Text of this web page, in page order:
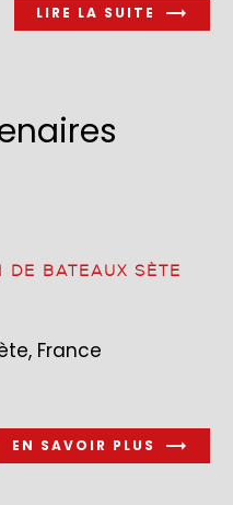
LIRE LA SUITE
DE BATEAUX SÈTE
France
EN SAVOIR PLUS